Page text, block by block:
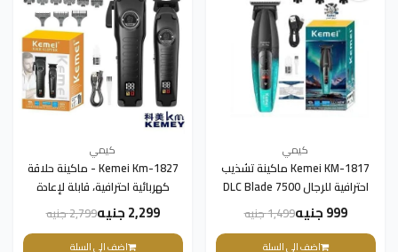
كيمي
Kemei KM-1817 ماكينة تشذيب
احترافية للرجال DLC Blade 7500
معدنية كاملة منخفضة الضوضاء
ماكينة تشذيب الشعر
999 جنيه 1,499 جنيه
اضف الى السلة
كيمي
Kemei Km-1827 - ماكينة حلاقة
كهربائية احترافية، قابلة لإعادة
الشحن للرجال2,299 جنيه 2,799 جنيه
اضف الى السلة